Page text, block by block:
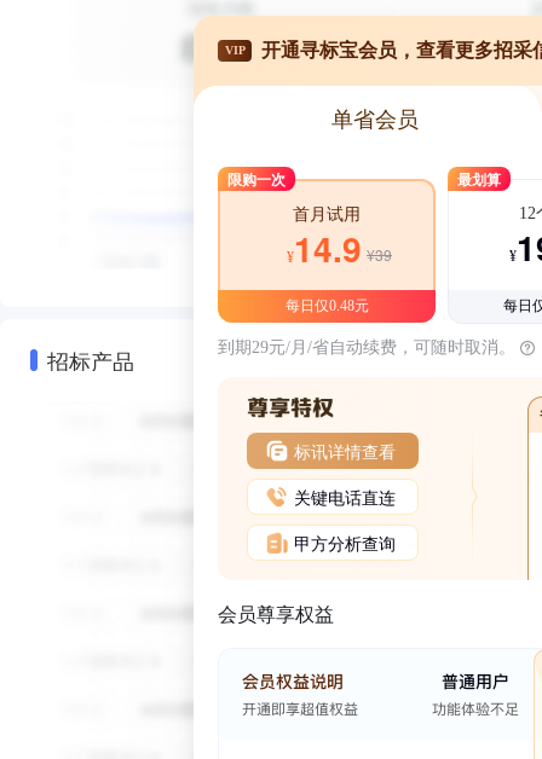
招标产品
VIP 开通寻标宝会员，查看更多招采
单省会员
限购一次
首月试用
¥14.9 ¥39
每日仅0.48元
最划算
12
¥
每日
到期29元/月/省自动续费，可随时取消。
标讯详情查看
关键电话直连
甲方分析查询
会员尊享权益